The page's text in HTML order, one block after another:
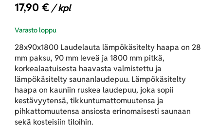
17,90 € / kpl
Varasto loppu
28x90x1800 Laudelauta lämpökäsitelty haapa on 28
mm paksu, 90 mm leveä ja 1800 mm pitkä,
korkealaatuisesta haavasta valmistettu ja
lämpökäsitelty saunanlaudepuu. Lämpökäsitelty
haapa on kauniin ruskea laudepuu, joka sopii
kestävyytensä, tikkuntumattomuutensa ja
pihkattomuutensa ansiosta erinomaisesti saunaan
sekä kosteisiin tiloihin.